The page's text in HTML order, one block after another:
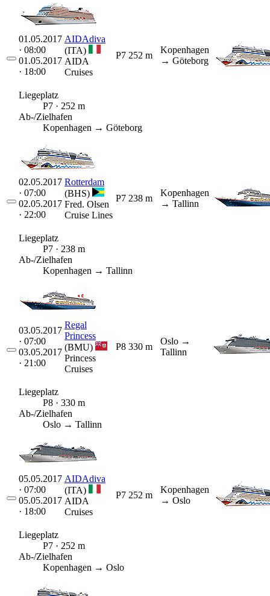
01.05.2017
· 08:00
01.05.2017
· 18:00
AIDAdiva
(ITA)
AIDA
Cruises
P7 252 m
Kopenhagen
→ Göteborg
Liegeplatz
P7 · 252 m
Ab-/Zielhafen
Kopenhagen → Göteborg
02.05.2017
· 07:00
02.05.2017
· 22:00
Rotterdam
(BHS)
Fred. Olsen
Cruise Lines
P7 238 m
Kopenhagen
→ Tallinn
Liegeplatz
P7 · 238 m
Ab-/Zielhafen
Kopenhagen → Tallinn
03.05.2017
· 07:00
03.05.2017
· 21:00
Regal
Princess
(BMU)
Princess
Cruises
P8 330 m
Oslo →
Tallinn
Liegeplatz
P8 · 330 m
Ab-/Zielhafen
Oslo → Tallinn
05.05.2017
· 07:00
05.05.2017
· 18:00
AIDAdiva
(ITA)
AIDA
Cruises
P7 252 m
Kopenhagen
→ Oslo
Liegeplatz
P7 · 252 m
Ab-/Zielhafen
Kopenhagen → Oslo